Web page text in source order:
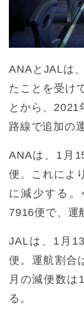
ANAとJALは
たことを受け
とから、2021
路線で追加の
ANAは、1月
便。これによ
に減少する
7916便で、運
JALは、1月
便。運航割合
月の減便数は
る。